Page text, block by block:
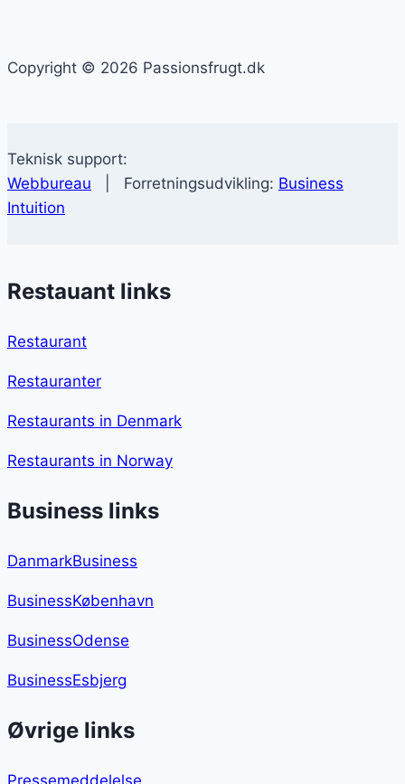
Copyright © 2026 Passionsfrugt.dk
Teknisk support:
Webbureau | Forretningsudvikling: Business
Intuition
Restauant links
Restaurant
Restauranter
Restaurants in Denmark
Restaurants in Norway
Business links
DanmarkBusiness
BusinessKøbenhavn
BusinessOdense
BusinessEsbjerg
Øvrige links